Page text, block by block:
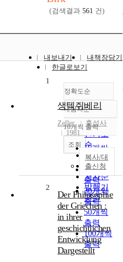
(검색결과 561 건)
내보내기
내책장담기
한글로보기
정확도순
정확도
순
인기도
순
연도순
제목순
저자순
발행기
관순
내림차순
내림차순
10개씩 출력
10개씩
출력
20개씩
출력
30개씩
출력
50개씩
출력
100개씩
출력
조회
1
생텍쥐베리
Zeller
홍성사
1981
복사/대
출신청
2
Der Philosophie
der Griechen :
in ihrer
geschichtlichen
Entwicklung
Dargestellt